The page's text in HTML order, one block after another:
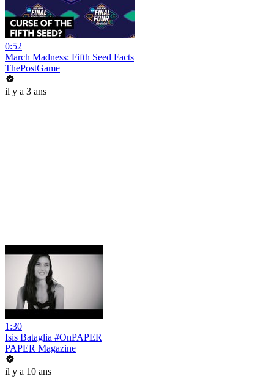
0:52
March Madness: Fifth Seed Facts
ThePostGame
il y a 3 ans
1:30
Isis Bataglia #OnPAPER
PAPER Magazine
il y a 10 ans